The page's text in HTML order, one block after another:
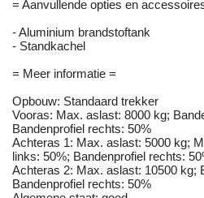
= Aanvullende opties en
- Aluminium brandstoftank
- Standkachel
= Meer informatie =
Opbouw: Standaard trekker
Vooras: Max. aslast: 8000 kg;
Bandenprofiel rechts: 50%
Achteras 1: Max. aslast: 5000 kg;
links: 50%; Bandenprofiel rechts:
Achteras 2: Max. aslast: 10500 kg;
Bandenprofiel rechts: 50%